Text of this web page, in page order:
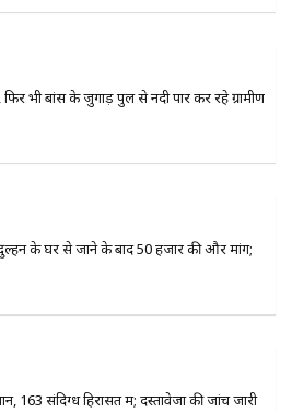
भी बांस के जुगाड़ पुल से नदी पार कर रहे ग्रामीण
के घर से जाने के बाद 50 हजार की और मांग;
163 संदिग्ध हिरासत में; दस्तावेजों की जांच जारी